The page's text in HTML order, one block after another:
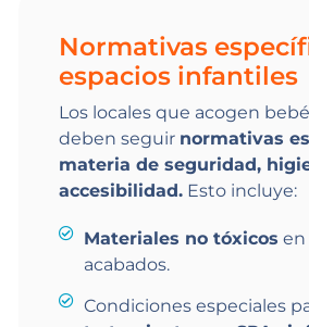
Normativas
espacios infantiles
Los locales que acogen
deben seguir normativas
materia de seguridad,
accesibilidad. Esto incluye:
Materiales no tóxicos en
acabados.
Condiciones especiales